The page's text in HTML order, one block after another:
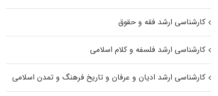
کارشناسی ارشد فقه و حقوق
کارشناسی ارشد فلسفه و کلام اسلامی
کارشناسی ارشد ادیان و عرفان و تاریخ فرهنگ و تمدن اسلامی